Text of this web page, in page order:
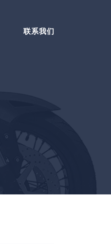
联系我们